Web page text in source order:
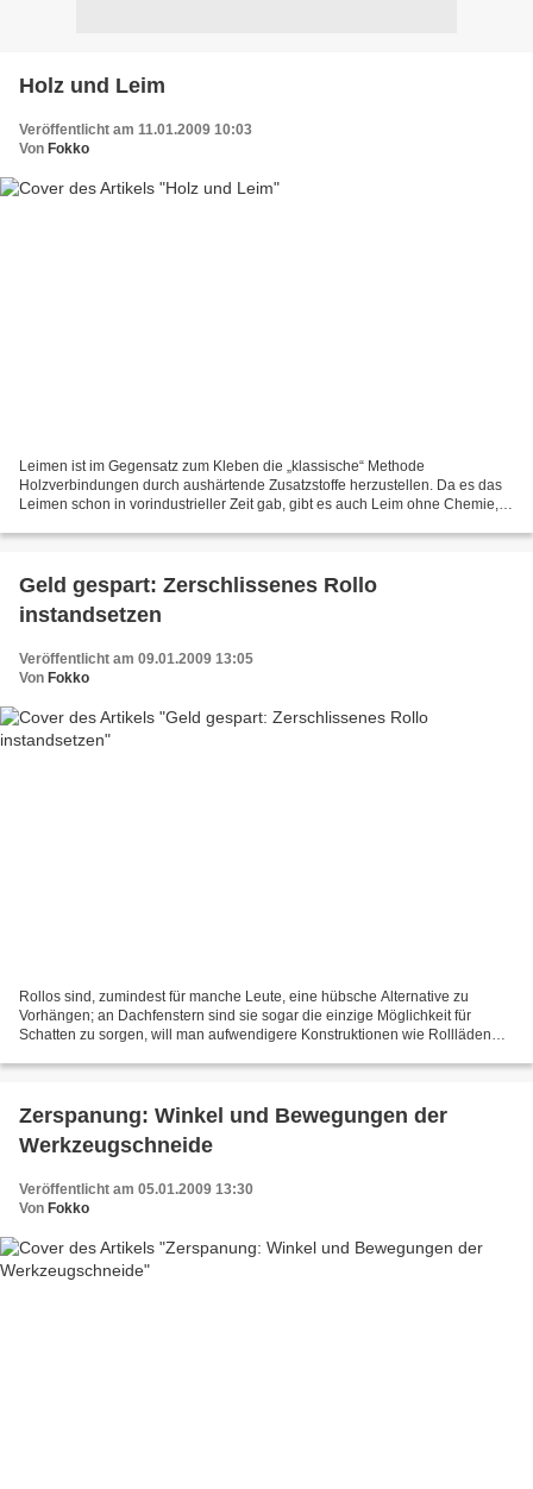
Holz und Leim
Veröffentlicht am 11.01.2009 10:03
Von Fokko
Leimen ist im Gegensatz zum Kleben die „klassische“ Methode
Holzverbindungen durch aushärtende Zusatzstoffe herzustellen. Da es das
Leimen schon in vorindustrieller Zeit gab, gibt es auch Leim ohne Chemie,
Geld gespart: Zerschlissenes Rollo
instandsetzen
Veröffentlicht am 09.01.2009 13:05
Von Fokko
Rollos sind, zumindest für manche Leute, eine hübsche Alternative zu
Vorhängen; an Dachfenstern sind sie sogar die einzige Möglichkeit für
Schatten zu sorgen, will man aufwendigere Konstruktionen wie Rollläden
Zerspanung: Winkel und Bewegungen der
Werkzeugschneide
Veröffentlicht am 05.01.2009 13:30
Von Fokko